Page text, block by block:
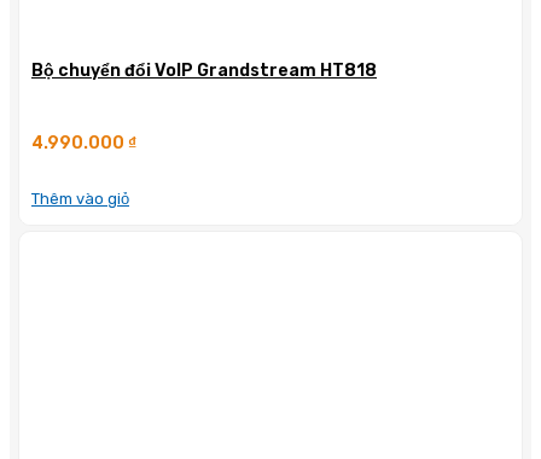
Bộ chuyển đổi VoIP Grandstream HT818
4.990.000 ₫
Thêm vào giỏ